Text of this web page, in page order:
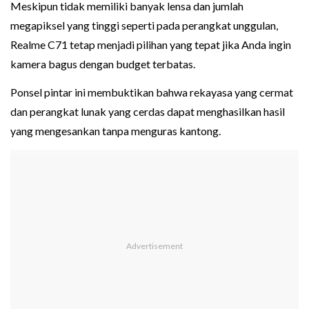
Meskipun tidak memiliki banyak lensa dan jumlah
megapiksel yang tinggi seperti pada perangkat unggulan,
Realme C71 tetap menjadi pilihan yang tepat jika Anda ingin
kamera bagus dengan budget terbatas.
Ponsel pintar ini membuktikan bahwa rekayasa yang cermat
dan perangkat lunak yang cerdas dapat menghasilkan hasil
yang mengesankan tanpa menguras kantong.